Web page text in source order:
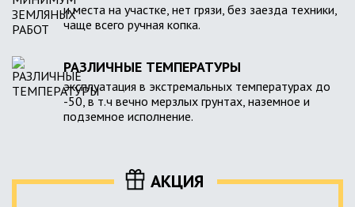
и места на участке, нет грязи, без заезда техники,
чаще всего ручная копка.
РАЗЛИЧНЫЕ ТЕМПЕРАТУРЫ
эксплуатация в экстремальных температурах до
-50, в т.ч вечно мерзлых грунтах, наземное и
подземное исполнение.
АКЦИЯ